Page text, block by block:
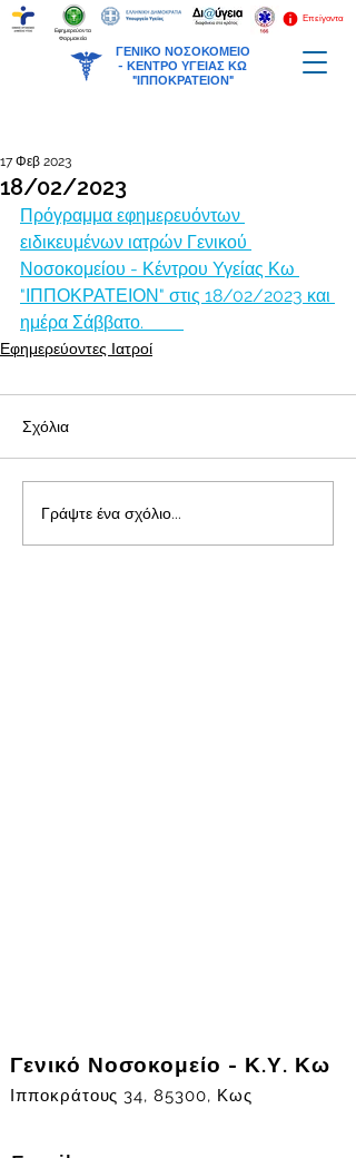
ΓΕΝΙΚΟ ΝΟΣΟΚΟΜΕΙΟ
- ΚΕΝΤΡΟ ΥΓΕΙΑΣ ΚΩ
"ΙΠΠΟΚΡΑΤΕΙΟΝ"
Επείγοντα
Εφημερεύοντα
Φαρμακεία
18/02/2023
17 Φεβ 2023
Πρόγραμμα εφημερευόντων
ειδικευμένων ιατρών Γενικού
Νοσοκομείου - Κέντρου Υγείας Κω
"ΙΠΠΟΚΡΑΤΕΙΟΝ" στις 18/02/2023 και
ημέρα Σάββατο.
Εφημερεύοντες Ιατροί
Σχόλια
Γράψτε ένα σχόλιο...
Γενικό Νοσοκομείο - Κ.Υ. Κω
Ιπποκράτους 34, 85300, Κως